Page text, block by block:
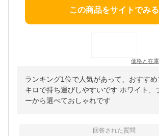
この商品をサイトでみる
価格と在
ランキング1位で人気があって、おすすめ
キロで持ち運びしやすいです ホワイト、
ーから選べておしゃれです
回答された質問